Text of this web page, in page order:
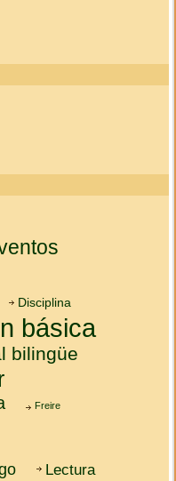
Disciplina
básica
bilingüe
Freire
Lectura